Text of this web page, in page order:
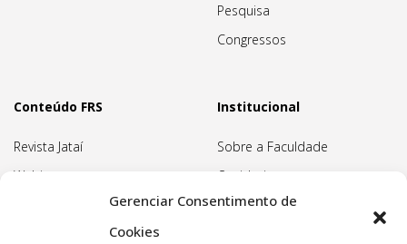
Gerenciar Consentimento de
Cookies
Pesquisa
Congressos
Conteúdo FRS
Revista Jataí
Webinars
Institucional
Sobre a Faculdade
Ouvidoria
Pedagogia Waldorf